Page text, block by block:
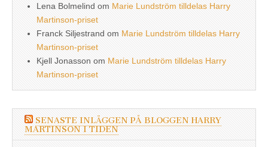
Lena Bolmelind om Marie Lundström tilldelas Harry
Martinson-priset
Franck Siljestrand om Marie Lundström tilldelas Harry
Martinson-priset
Kjell Jonasson om Marie Lundström tilldelas Harry
Martinson-priset
SENASTE INLÄGGEN PÅ BLOGGEN HARRY
MARTINSON I TIDEN